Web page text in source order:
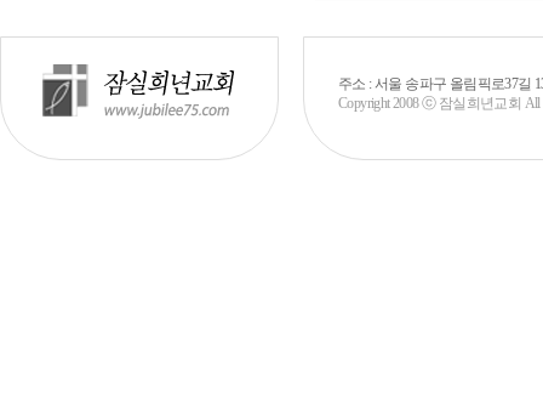
주소 : 서울 송파구 올림픽로37길
Copyright 2008 ⓒ 잠실희년교회 All